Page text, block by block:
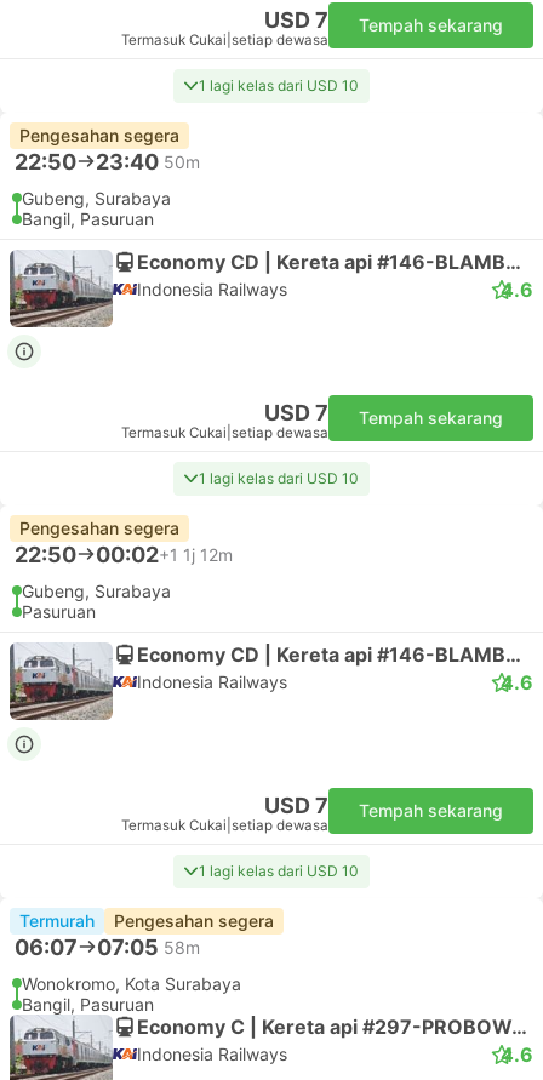
USD 7
Termasuk Cukai setiap dewasa
Tempah sekarang
1 lagi kelas dari USD 10
Pengesahan segera
22:50 23:40 50m
Gubeng, Surabaya
Bangil, Pasuruan
Economy CD | Kereta api #146-BLAMBANGAN EKSPRES
Indonesia Railways 4.6
USD 7
Termasuk Cukai setiap dewasa
Tempah sekarang
1 lagi kelas dari USD 10
Pengesahan segera
22:50 00:02+1 1j 12m
Gubeng, Surabaya
Pasuruan
Economy CD | Kereta api #146-BLAMBANGAN EKSPRES
Indonesia Railways 4.6
USD 7
Termasuk Cukai setiap dewasa
Tempah sekarang
1 lagi kelas dari USD 10
Termurah Pengesahan segera
06:07 07:05 58m
Wonokromo, Kota Surabaya
Bangil, Pasuruan
Economy C | Kereta api #297-PROBOWANGI
Indonesia Railways 4.6